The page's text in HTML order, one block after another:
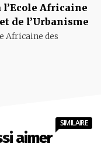
l’Ecole Africaine
de l’Urbanisme
Africaine des
aimer
SIMILAIRE